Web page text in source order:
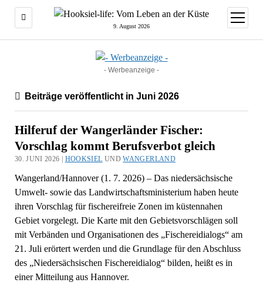
9. August 2026
Menü
öffnen
- Werbeanzeige -
Beiträge veröffentlicht in Juni 2026
Hilferuf der Wangerländer Fischer:
Vorschlag kommt Berufsverbot gleich
30. JUNI 2026 | HOOKSIEL UNDWANGERLAND
Wangerland/Hannover (1. 7. 2026) – Das niedersächsische
Umwelt- sowie das Landwirtschaftsministerium haben heute
ihren Vorschlag für fischereifreie Zonen im küstennahen
Gebiet vorgelegt. Die Karte mit den Gebietsvorschlägen soll
mit Verbänden und Organisationen des „Fischereidialogs“ am
21. Juli erörtert werden und die Grundlage für den Abschluss
des „Niedersächsischen Fischereidialog“ bilden, heißt es in
einer Mitteilung aus Hannover.